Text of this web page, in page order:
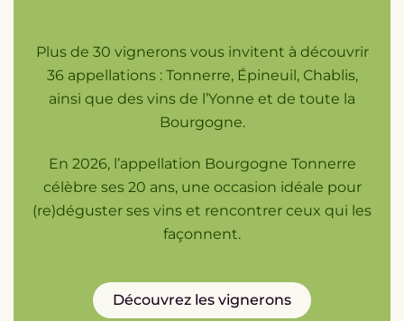
Plus de 30 vignerons vous invitent à découvrir
36 appellations : Tonnerre, Épineuil, Chablis,
ainsi que des vins de l’Yonne et de toute la
Bourgogne.
En 2026, l’appellation Bourgogne Tonnerre
célèbre ses 20 ans, une occasion idéale pour
(re)déguster ses vins et rencontrer ceux qui les
façonnent.
Découvrez les vignerons